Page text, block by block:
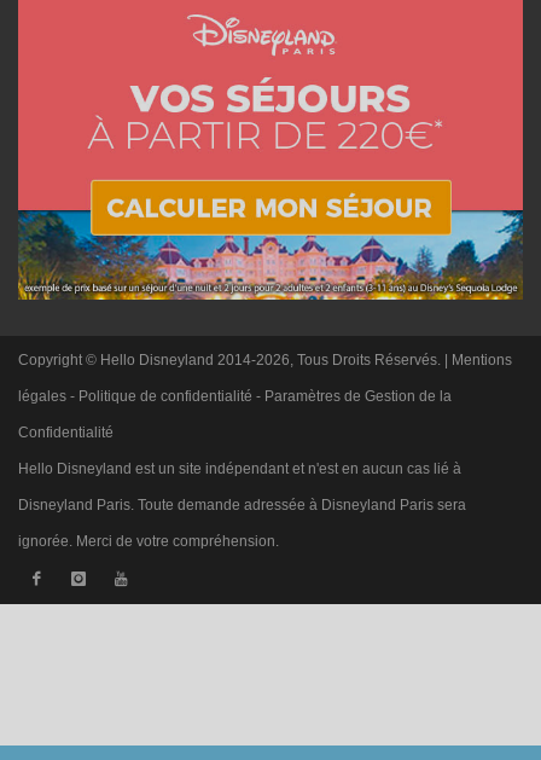
Copyright © Hello Disneyland 2014-2026, Tous Droits Réservés. | Mentions
légales - Politique de confidentialité - Paramètres de Gestion de la
Confidentialité
Hello Disneyland est un site indépendant et n'est en aucun cas lié à
Disneyland Paris. Toute demande adressée à Disneyland Paris sera
ignorée. Merci de votre compréhension.